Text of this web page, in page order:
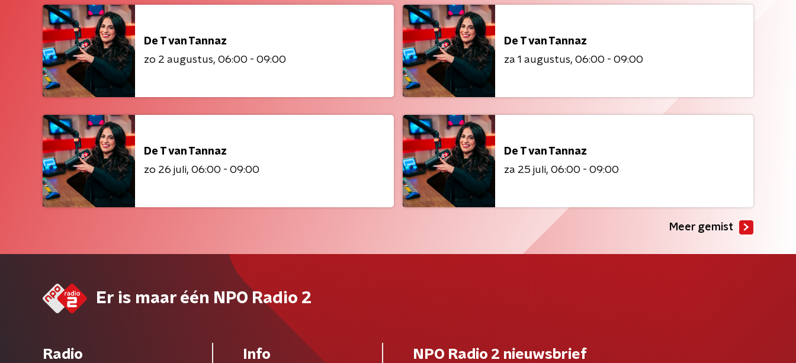
De T van Tannaz
zo 2 augustus 06:00 - 09:00
De T van Tannaz
za 1 augustus 06:00 - 09:00
De T van Tannaz
zo 26 juli 06:00 - 09:00
De T van Tannaz
za 25 juli 06:00 - 09:00
Meer gemist
Er is maar één NPO Radio 2
Radio Info NPO Radio 2 nieuwsbrief